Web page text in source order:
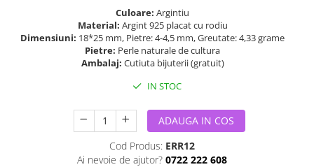
Culoare: Argintiu
Material: Argint 925 placat cu rodiu
Dimensiuni: 18*25 mm, Pietre: 4-4,5 mm, Greutate: 4,33 grame
Pietre: Perle naturale de cultura
Ambalaj: Cutiuta bijuterii (gratuit)
IN STOC
ADAUGA IN COS
Cod Produs: ERR12
Ai nevoie de ajutor? 0722 222 608